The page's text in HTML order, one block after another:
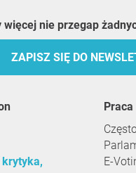
więcej nie przegap
ZAPISZ SIĘ DO
krytyka,
praca
E-